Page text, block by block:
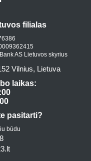
filialas
AS Lietuvos skyrius
Vilnius, Lietuva
laikas:
pasitarti?
būdu